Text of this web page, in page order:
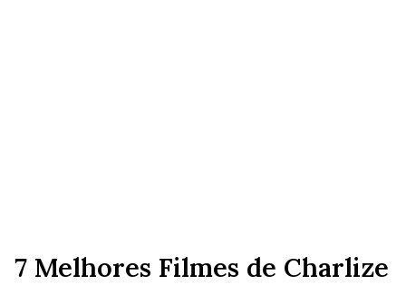
7 Melhores Filmes de Charlize